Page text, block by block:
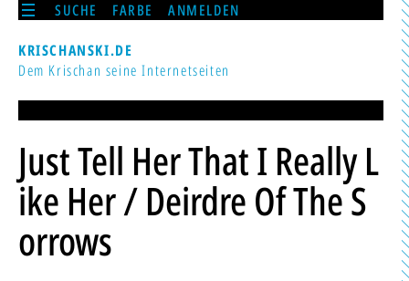
SUCHE FARBE ANMELDEN
KRISCHANSKI.DE
Dem Krischan seine Internetseiten
Just Tell Her That I Really L
ike Her / Deirdre Of The S
orrows